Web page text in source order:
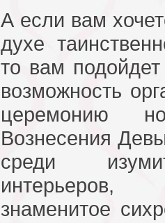
А если вам
духе
то вам
возможность
церемонию
Вознесения
среди
интерьеров,
знаменитое